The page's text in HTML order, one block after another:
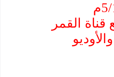
القمر